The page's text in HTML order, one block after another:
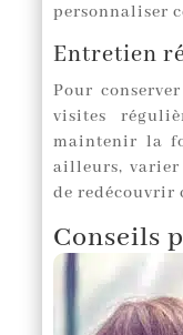
personnaliser
Entretien
Pour
visites
maintenir la
ailleurs, varier
de redécouvrir
Conseils